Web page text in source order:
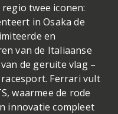
twee iconen:
in Osaka de
en
van de Italiaanse
de geruite vlag –
Ferrari vult
waarmee de rode
innovatie compleet